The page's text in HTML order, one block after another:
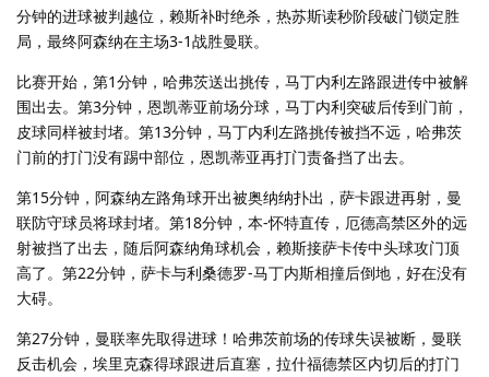
分钟的进球被判越位，赖斯补时绝杀，热苏斯读秒阶段破门锁定胜
局，最终阿森纳在主场3-1战胜曼联。
比赛开始，第1分钟，哈弗茨送出挑传，马丁内利左路跟进传中被解
围出去。第3分钟，恩凯蒂亚前场分球，马丁内利突破后传到门前，
皮球同样被封堵。第13分钟，马丁内利左路挑传被挡不远，哈弗茨
门前的打门没有踢中部位，恩凯蒂亚再打门责备挡了出去。
第15分钟，阿森纳左路角球开出被奥纳纳扑出，萨卡跟进再射，曼
联防守球员将球封堵。第18分钟，本-怀特直传，厄德高禁区外的远
射被挡了出去，随后阿森纳角球机会，赖斯接萨卡传中头球攻门顶
高了。第22分钟，萨卡与利桑德罗-马丁内斯相撞后倒地，好在没有
大碍。
第27分钟，曼联率先取得进球！哈弗茨前场的传球失误被断，曼联
反击机会，埃里克森得球跟进后直塞，拉什福德禁区内切后的打门